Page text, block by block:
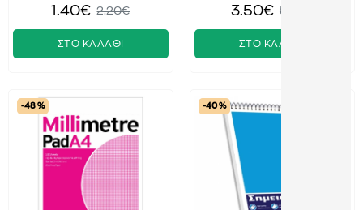
1.40€ 2.20€
ΣΤΟ ΚΑΛΑΘΙ
3.50€ 5.00€
ΣΤΟ ΚΑΛΑΘΙ
-48 % -40 %